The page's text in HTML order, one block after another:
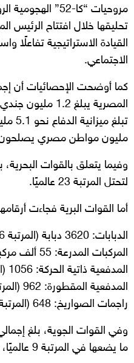
مروحيات “كا-52”
تحليقها خلال افتتاح الرئيس
القيادة الاستراتيجية تفاعلًا
الاجتماعي.
كما أوضحت الإحصائيات أن
المصرية يبلغ 1.2
مليون مواطن مصري يصلحون
لتحتل المرتبة 23 عالميًا.
أما القوات البرية فجاءت
الدبابات: 3620 دبابة (المرتبة 6 عالميًا)
المركبات المدرعة: 55 ألف مركبة (المرتبة 17 عالميًا)
المدفعية ذاتية الحركة: 1056 (المرتبة 6 عالميًا)
المدفعية المقطورة: 962 (المرتبة 12 عالميًا)
راجمات الصواريخ: 648 (المرتبة 11 عالميًا)
ما يضعها في المرتبة 9 عالميًا، موزعة على: